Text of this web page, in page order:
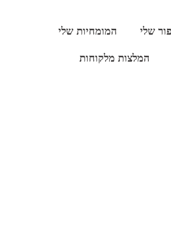
שלי המומחיות שלי
המלצות מלקוחות